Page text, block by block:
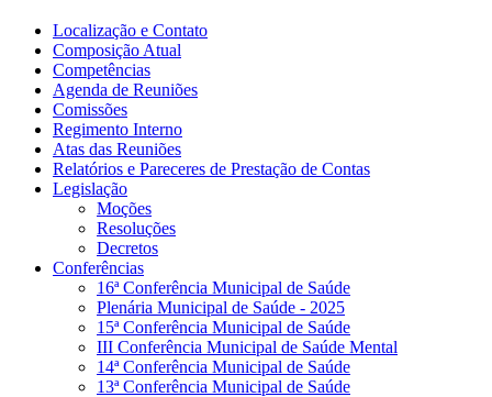
Localização e Contato
Composição Atual
Competências
Agenda de Reuniões
Comissões
Regimento Interno
Atas das Reuniões
Relatórios e Pareceres de Prestação de Contas
Legislação
Moções
Resoluções
Decretos
Conferências
16ª Conferência Municipal de Saúde
Plenária Municipal de Saúde - 2025
15ª Conferência Municipal de Saúde
III Conferência Municipal de Saúde Mental
14ª Conferência Municipal de Saúde
13ª Conferência Municipal de Saúde